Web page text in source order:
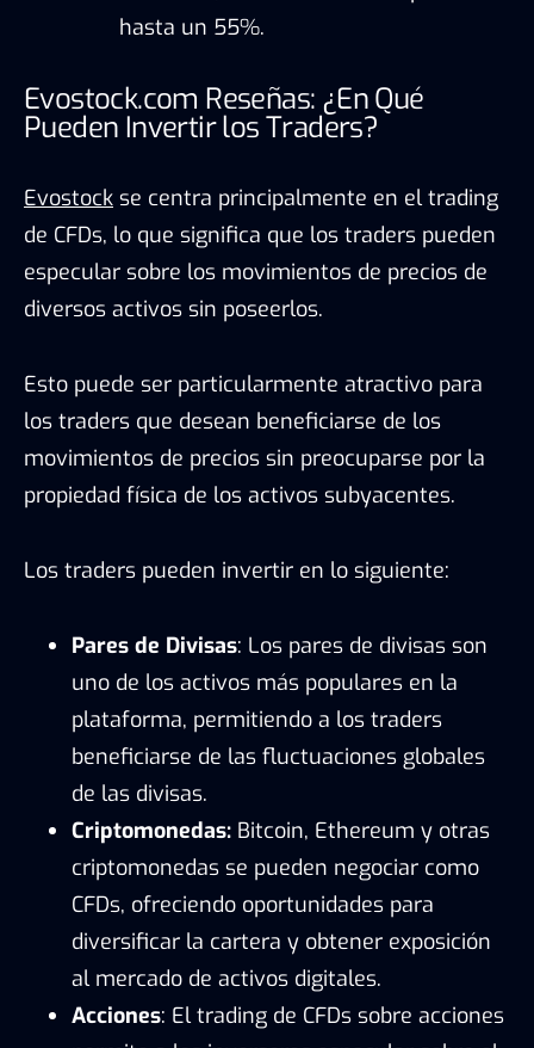
hasta un 55%.
Evostock.com Reseñas: ¿En Qué
Pueden Invertir los Traders?
Evostock se centra principalmente en el trading
de CFDs, lo que significa que los traders pueden
especular sobre los movimientos de precios de
diversos activos sin poseerlos.
Esto puede ser particularmente atractivo para
los traders que desean beneficiarse de los
movimientos de precios sin preocuparse por la
propiedad física de los activos subyacentes.
Los traders pueden invertir en lo siguiente:
Pares de Divisas: Los pares de divisas son
uno de los activos más populares en la
plataforma, permitiendo a los traders
beneficiarse de las fluctuaciones globales
de las divisas.
Criptomonedas: Bitcoin, Ethereum y otras
criptomonedas se pueden negociar como
CFDs, ofreciendo oportunidades para
diversificar la cartera y obtener exposición
al mercado de activos digitales.
Acciones: El trading de CFDs sobre acciones